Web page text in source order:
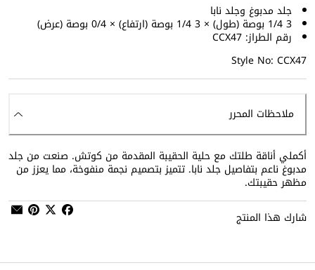
جلد مدبوغ وجلد نابا
3 1/4 بوصة (طول) × 3 1/4 بوصة (ارتفاع) × 0/4 بوصة (عرض)
رقم الطراز: CCX47
Style No: CCX47
ملاحظات المحرر
أكملي أناقة طلتك مع حلية الحقيبة المقدمة من كوتش. صنعت من جلد
مدبوغ ناعم بتفاصيل جلد نابا. تتميز بتصميم نجمة منفوخة، مما يعزز من
مظهر حقيبتك.
شارك هذا المنتج